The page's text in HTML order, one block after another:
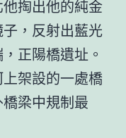
掏出他的純金
，反射出藍光
正陽橋遺址。
架設的一處橋
梁中規制最